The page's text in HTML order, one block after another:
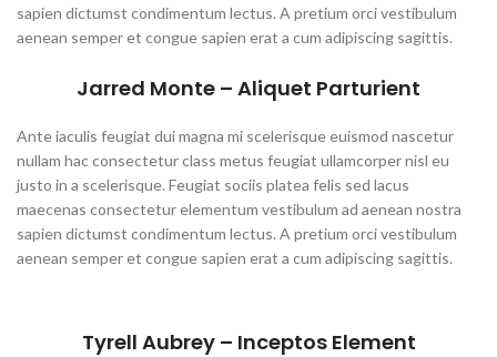
sapien dictumst condimentum lectus. A pretium orci vestibulum
aenean semper et congue sapien erat a cum adipiscing sagittis.
Jarred Monte – Aliquet Parturient
Ante iaculis feugiat dui magna mi scelerisque euismod nascetur
nullam hac consectetur class metus feugiat ullamcorper nisl eu
justo in a scelerisque. Feugiat sociis platea felis sed lacus
maecenas consectetur elementum vestibulum ad aenean nostra
sapien dictumst condimentum lectus. A pretium orci vestibulum
aenean semper et congue sapien erat a cum adipiscing sagittis.
Tyrell Aubrey – Inceptos Element